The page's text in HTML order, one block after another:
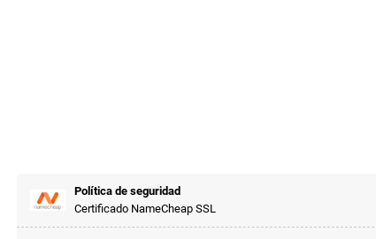
Política de seguridad
Certificado NameCheap SSL